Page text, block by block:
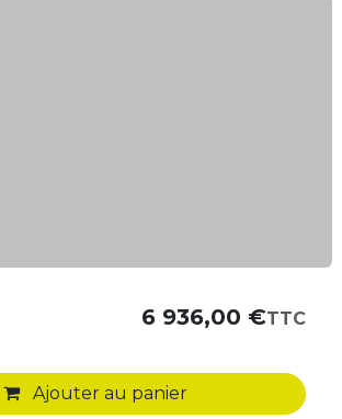
Ajouter au panier
6 936,00 €TTC